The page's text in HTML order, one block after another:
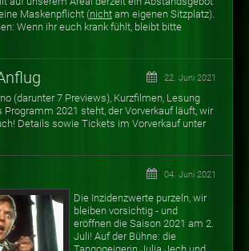
Maskenpflicht (nicht am eigenen Sitzplatz).
Wenn ihr euch krank fühlt, bleibt bitte
22. Juni 2021
(darunter 7 Previews), Kurzfilmen, Lesung
Programm 2021 steht, der Vorverkauf läuft, wir
Details sowie Tickets im Vorverkauf unter
04. Juni 2021
Die Inzidenzwerte purzeln, wir
bleiben vorsichtig - und
eröffnen die Saison 2021 am 2.
Juli! Auf der Bühne: die